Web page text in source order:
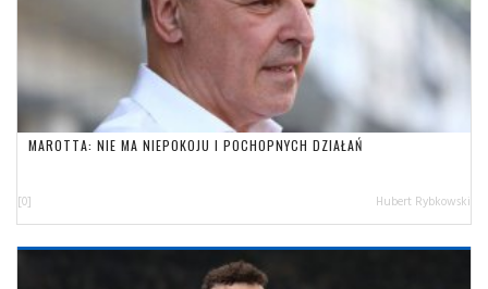
MAROTTA: NIE MA NIEPOKOJU I POCHOPNYCH DZIAŁAŃ
[0] Hubert Rybkowski